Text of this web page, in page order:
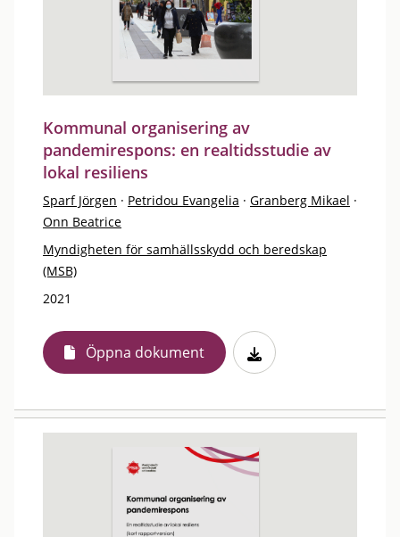
Kommunal organisering av
pandemirespons: en realtidsstudie av
lokal resiliens
Sparf Jörgen · Petridou Evangelia · Granberg Mikael ·
Onn Beatrice
Myndigheten för samhällsskydd och beredskap
(MSB)
2021
Öppna dokument